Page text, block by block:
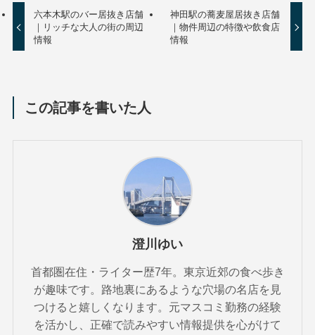
六本木駅のバー居抜き店舗
｜リッチな大人の街の周辺
情報
神田駅の蕎麦屋居抜き店舗
｜物件周辺の特徴や飲食店
情報
この記事を書いた人
澄川ゆい
首都圏在住・ライター歴7年。東京近郊の食べ歩き
が趣味です。路地裏にあるような穴場の名店を見
つけると嬉しくなります。元マスコミ勤務の経験
を活かし、正確で読みやすい情報提供を心がけて